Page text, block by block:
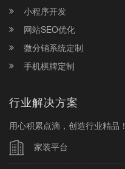
小程序开发
网站SEO优化
微分销系统定制
手机棋牌定制
行业解决方案
用心积累点滴，创造行业精品！
家装平台